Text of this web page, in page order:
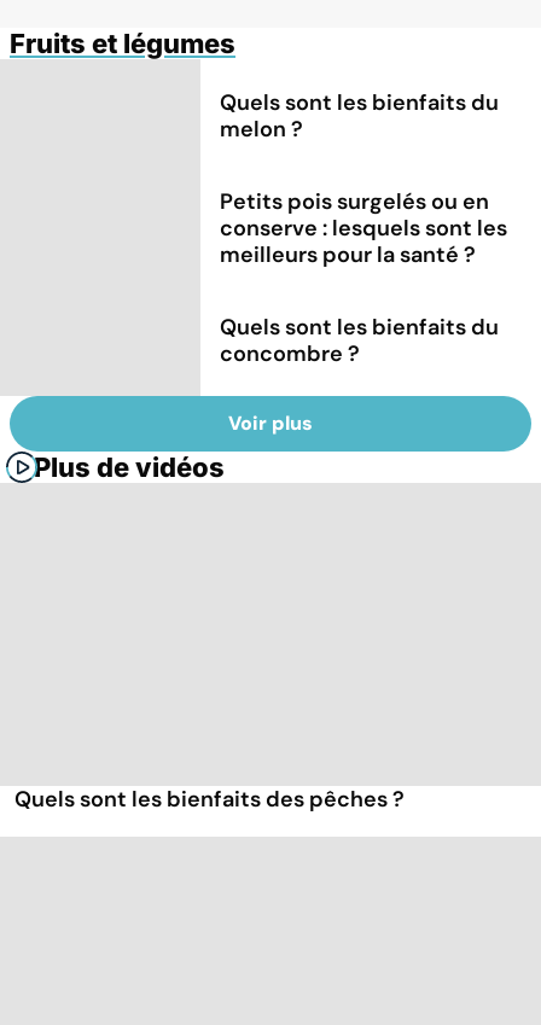
Fruits et légumes
Quels sont les bienfaits du
melon ?
Petits pois surgelés ou en
conserve : lesquels sont les
meilleurs pour la santé ?
Quels sont les bienfaits du
concombre ?
Voir plus
Plus de vidéos
Quels sont les bienfaits des pêches ?